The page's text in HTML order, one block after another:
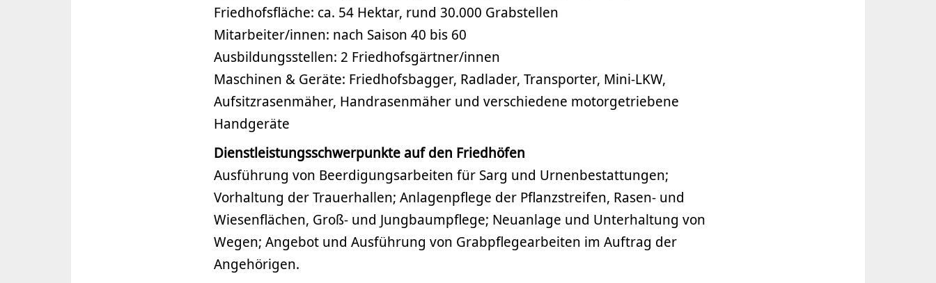
Friedhofsfläche: ca. 54 Hektar, rund 30.000 Grabstellen
Mitarbeiter/innen: nach Saison 40 bis 60
Ausbildungsstellen: 2 Friedhofsgärtner/innen
Maschinen & Geräte: Friedhofsbagger, Radlader, Transporter, Mini-LKW,
Aufsitzrasenmäher, Handrasenmäher und verschiedene motorgetriebene
Handgeräte
Dienstleistungsschwerpunkte auf den Friedhöfen
Ausführung von Beerdigungsarbeiten für Sarg und Urnenbestattungen;
Vorhaltung der Trauerhallen; Anlagenpflege der Pflanzstreifen, Rasen- und
Wiesenflächen, Groß- und Jungbaumpflege; Neuanlage und Unterhaltung von
Wegen; Angebot und Ausführung von Grabpflegearbeiten im Auftrag der
Angehörigen.